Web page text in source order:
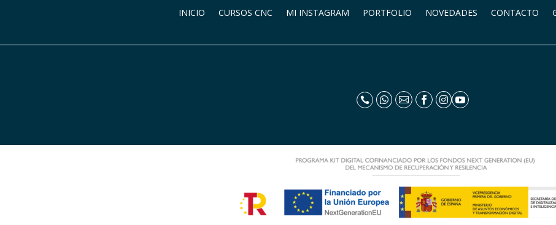
INICIO CURSOS CNC MI INSTAGRAM PORTFOLIO NOVEDADES CONTACTO
     